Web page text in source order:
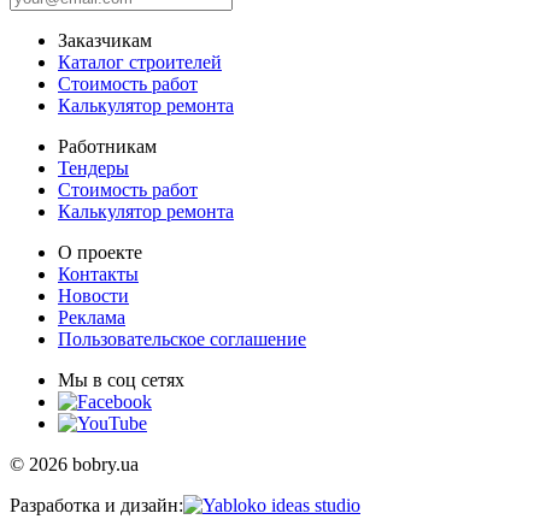
Заказчикам
Каталог строителей
Стоимость работ
Калькулятор ремонта
Работникам
Тендеры
Стоимость работ
Калькулятор ремонта
О проекте
Контакты
Новости
Реклама
Пользовательское соглашение
Мы в соц сетях
© 2026 bobry.ua
Разработка и дизайн: